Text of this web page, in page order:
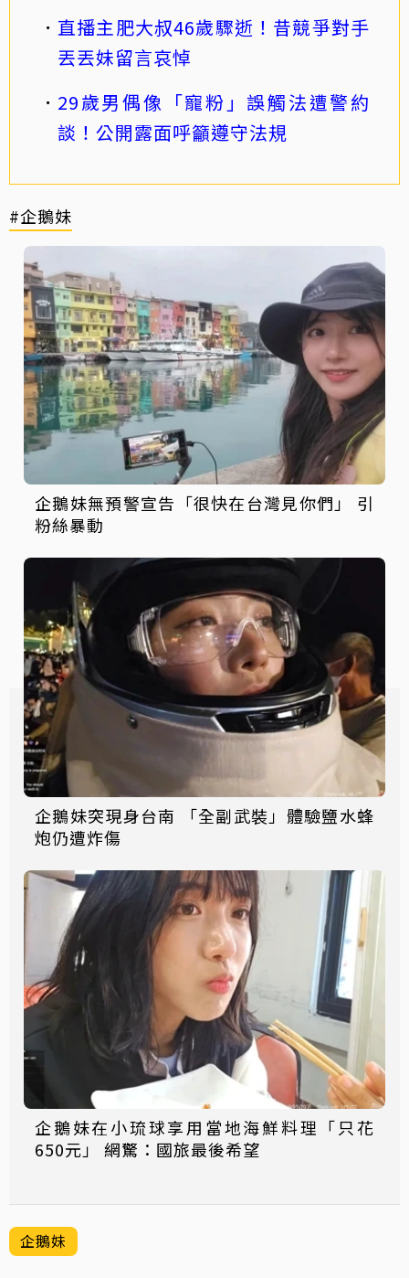
直播主肥大叔46歲驟逝！昔競爭對手
丟丟妹留言哀悼
29歲男偶像「寵粉」誤觸法遭警約
談！公開露面呼籲遵守法規
#企鵝妹
企鵝妹無預警宣告「很快在台灣見你們」 引
粉絲暴動
企鵝妹突現身台南 「全副武裝」體驗鹽水蜂
炮仍遭炸傷
企鵝妹在小琉球享用當地海鮮料理「只花
650元」 網驚：國旅最後希望
企鵝妹